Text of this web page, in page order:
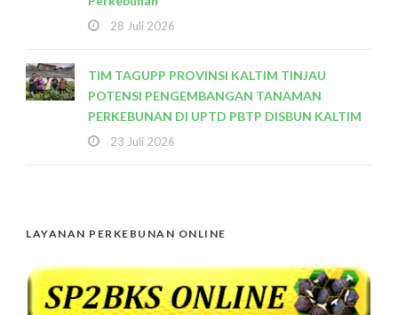
28 Juli 2026
TIM TAGUPP PROVINSI KALTIM TINJAU
POTENSI PENGEMBANGAN TANAMAN
PERKEBUNAN DI UPTD PBTP DISBUN KALTIM
23 Juli 2026
LAYANAN PERKEBUNAN ONLINE